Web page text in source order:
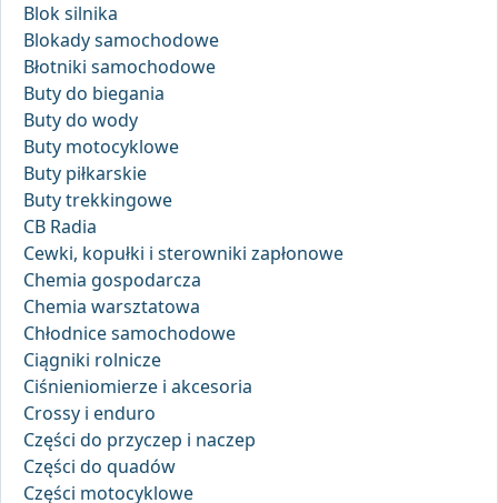
Blok silnika
Blokady samochodowe
Błotniki samochodowe
Buty do biegania
Buty do wody
Buty motocyklowe
Buty piłkarskie
Buty trekkingowe
CB Radia
Cewki, kopułki i sterowniki zapłonowe
Chemia gospodarcza
Chemia warsztatowa
Chłodnice samochodowe
Ciągniki rolnicze
Ciśnieniomierze i akcesoria
Crossy i enduro
Części do przyczep i naczep
Części do quadów
Części motocyklowe